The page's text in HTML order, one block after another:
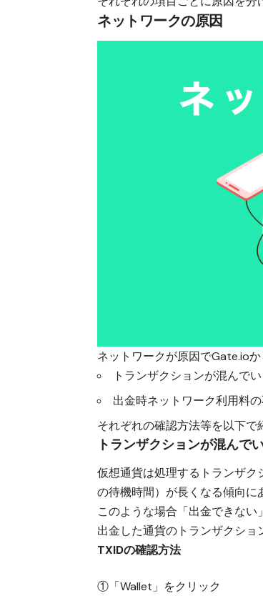
ネットワークの原因
ネットワークが原因でGate.io
トランザクションが混んで
出金時ネットワーク利用料
それぞれの確認方法等を以下で
トランザクションが混んで
仮想通貨は処理するトランザク
の待機時間）が長くなる傾向に
このような場合 「出金できな
出金した通貨のトランザクショ
TXIDの確認方法
①「Wallet」をクリック